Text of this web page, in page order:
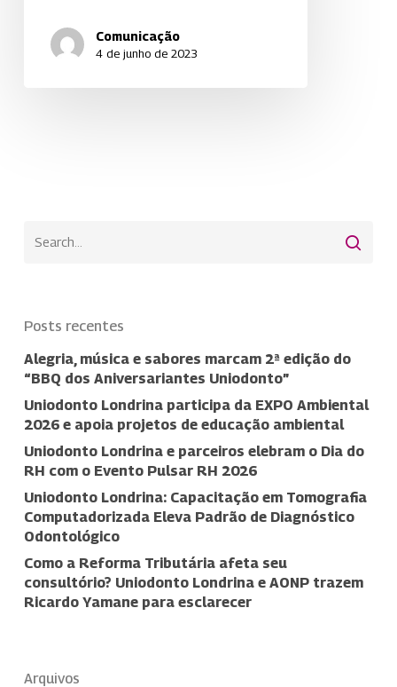
Comunicação
4 de junho de 2023
Posts recentes
Alegria, música e sabores marcam 2ª edição do
“BBQ dos Aniversariantes Uniodonto”
Uniodonto Londrina participa da EXPO Ambiental
2026 e apoia projetos de educação ambiental
Uniodonto Londrina e parceiros elebram o Dia do
RH com o Evento Pulsar RH 2026
Uniodonto Londrina: Capacitação em Tomografia
Computadorizada Eleva Padrão de Diagnóstico
Odontológico
Como a Reforma Tributária afeta seu
consultório? Uniodonto Londrina e AONP trazem
Ricardo Yamane para esclarecer
Arquivos